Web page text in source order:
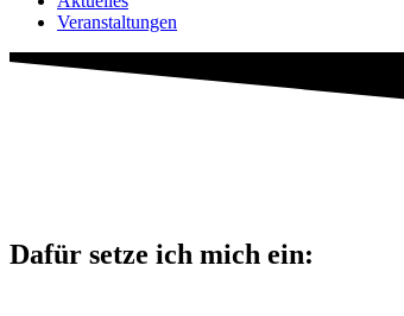
Veranstaltungen
Dafür setze ich mich ein: